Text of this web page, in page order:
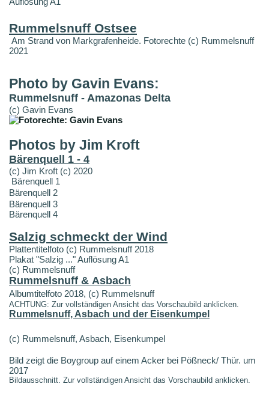
Rummelsnuff Ostsee
Am Strand von Markgrafenheide. Fotorechte (c) Rummelsnuff
2021
Photo by Gavin Evans:
Rummelsnuff - Amazonas Delta
(c) Gavin Evans
Photos by Jim Kroft
Bärenquell 1 - 4
(c) Jim Kroft (c) 2020
Bärenquell 1
Bärenquell 2
Bärenquell 3
Bärenquell 4
Salzig schmeckt der Wind
Plattentitelfoto (c) Rummelsnuff 2018
Plakat "Salzig ..." Auflösung A1
(c) Rummelsnuff
Rummelsnuff & Asbach
Albumtitelfoto 2018, (c) Rummelsnuff
ACHTUNG: Zur vollständigen Ansicht das Vorschaubild anklicken.
Rummelsnuff, Asbach und der Eisenkumpel
(c) Rummelsnuff, Asbach, Eisenkumpel
Bild zeigt die Boygroup auf einem Acker bei Pößneck/ Thür. um
2017
Bildausschnitt. Zur vollständigen Ansicht das Vorschaubild anklicken.